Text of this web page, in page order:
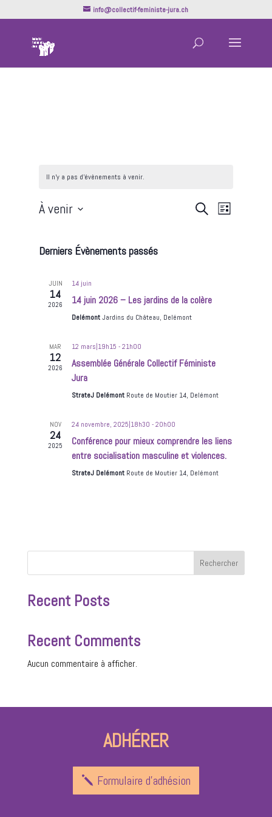
info@collectif-feministe-jura.ch
Il n’y a pas d’évènements à venir.
Recherche
Recherche
de
Liste
À venir
Derniers Évènements passés
JUIN
14
2026
14 juin
14 juin 2026 – Les jardins de la colère
DelémontJardins du Château, Delémont
MAR
12
2026
12 mars|19h15 -21h00
Assemblée Générale Collectif Féministe
Jura
StrateJ Delémont Route de Moutier 14, Delémont
NOV
24
2025
24 novembre, 2025|18h30 -20h00
Conférence pour mieux comprendre les liens
entre socialisation masculine et violences.
StrateJ Delémont Route de Moutier 14, Delémont
Rechercher
Recent Posts
Recent Comments
Aucun commentaire à afficher.
ADHÉRER
Formulaire d'adhésion